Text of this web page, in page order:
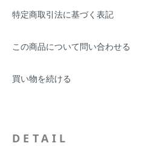
特定商取引法に基づく表記
この商品について問い合わせる
買い物を続ける
DETAIL